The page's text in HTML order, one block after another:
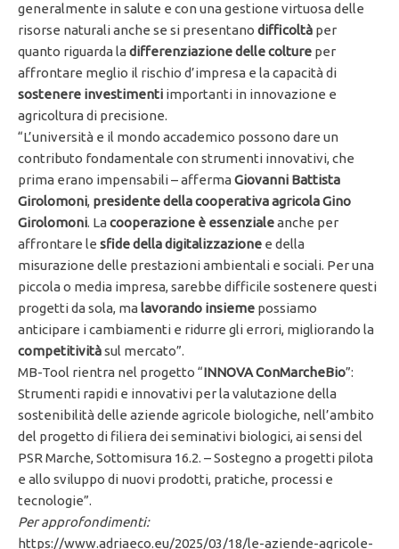
generalmente in salute e con una gestione virtuosa delle
risorse naturali anche se si presentano difficoltà per
quanto riguarda ladifferenziazione delle colture per
affrontare meglio il rischio d’impresa e la capacità di
sostenere investimenti importanti in innovazione e
agricoltura di precisione.
“L’università e il mondo accademico possono dare un
contributo fondamentale con strumenti innovativi, che
prima erano impensabili – affermaGiovanni Battista
Girolomoni, presidente della cooperativa agricola Gino
Girolomoni. Lacooperazione è essenzialeanche per
affrontare le sfide della digitalizzazione e della
misurazione delle prestazioni ambientali e sociali. Per una
piccola o media impresa, sarebbe difficile sostenere questi
progetti da sola, malavorando insieme possiamo
anticipare i cambiamenti e ridurre gli errori, migliorando la
competitivitàsul mercato”.
MB-Tool rientra nel progetto “INNOVA ConMarcheBio”:
Strumenti rapidi e innovativi per la valutazione della
sostenibilità delle aziende agricole biologiche, nell’ambito
del progetto di filiera dei seminativi biologici, ai sensi del
PSR Marche, Sottomisura 16.2. – Sostegno a progetti pilota
e allo sviluppo di nuovi prodotti, pratiche, processi e
tecnologie”.
Per approfondimenti:
https://www.adriaeco.eu/2025/03/18/le-aziende-agricole-